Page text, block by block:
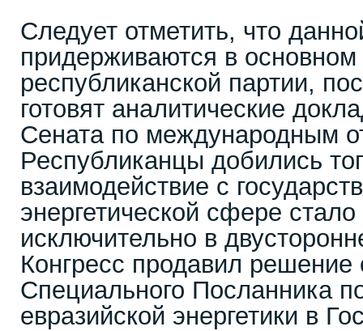
Следует отметить, что
придерживаются в основном
республиканской партии,
готовят аналитические
Сената по международным
Республиканцы добились
взаимодействие с
энергетической сфере
исключительно в
Конгресс продавил решение
Специального Посланника
евразийской энергетики в